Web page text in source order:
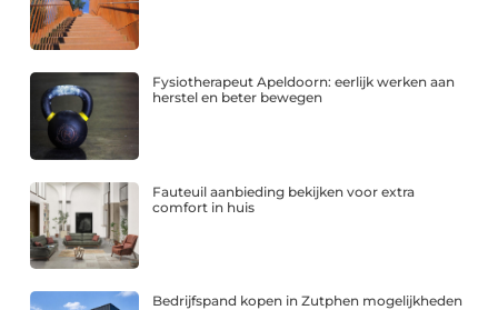
Fysiotherapeut Apeldoorn: eerlijk werken aan
herstel en beter bewegen
Fauteuil aanbieding bekijken voor extra
comfort in huis
Bedrijfspand kopen in Zutphen mogelijkheden